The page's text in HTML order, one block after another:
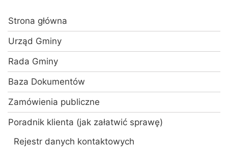
Strona główna
Urząd Gminy
Rada Gminy
Baza Dokumentów
Zamówienia publiczne
Poradnik klienta (jak załatwić sprawę)
Rejestr danych kontaktowych